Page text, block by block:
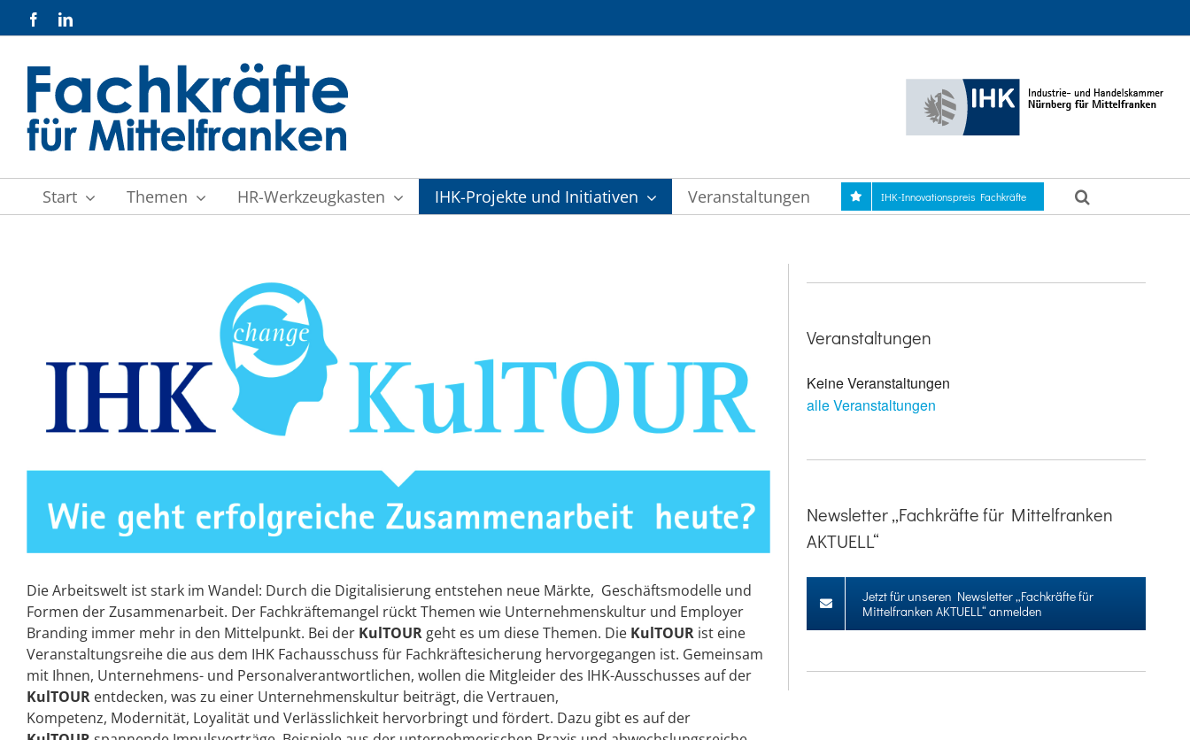
Inhalt
FacebookLinkedIn
Start Themen HR-Werkzeugkasten IHK-Projekte und Initiativen Veranstaltungen IHK-Innovationspreis Fachkräfte
Die Arbeitswelt ist stark im Wandel: Durch die Digitalisierung entstehen neue Märkte, Geschäftsmodelle und
Formen der Zusammenarbeit. Der Fachkräftemangel rückt Themen wie Unternehmenskultur und Employer
Branding immer mehr in den Mittelpunkt. Bei der KulTOUR geht es um diese Themen. Die KulTOUR ist eine
Veranstaltungsreihe die aus dem IHK Fachausschuss für Fachkräftesicherung hervorgegangen ist. Gemeinsam
mit Ihnen, Unternehmens- und Personalverantwortlichen, wollen die Mitgleider des IHK-Ausschusses auf der
KulTOUR entdecken, was zu einer Unternehmenskultur beiträgt, die Vertrauen,
Kompetenz, Modernität, Loyalität und Verlässlichkeit hervorbringt und fördert. Dazu gibt es auf der
Veranstaltungen
Keine Veranstaltungen
alle Veranstaltungen
Newsletter „Fachkräfte für Mittelfranken
AKTUELL“
Jetzt für unseren Newsletter „Fachkräfte für
Mittelfranken AKTUELL“ anmelden